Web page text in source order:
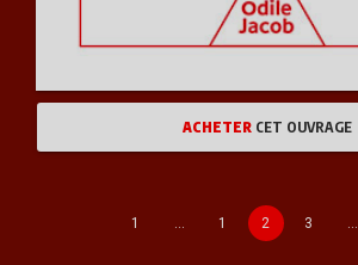
ACHETER CET OUVRAGE
1 … 1 2 3 …